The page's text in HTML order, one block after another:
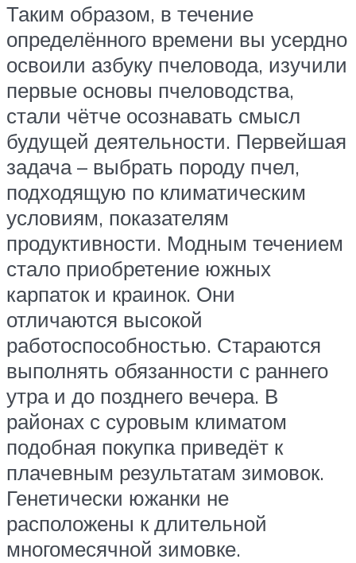
Таким образом, в течение
определённого времени вы усердно
освоили азбуку пчеловода, изучили
первые основы пчеловодства,
стали чётче осознавать смысл
будущей деятельности. Первейшая
задача – выбрать породу пчел,
подходящую по климатическим
условиям, показателям
продуктивности. Модным течением
стало приобретение южных
карпаток и краинок. Они
отличаются высокой
работоспособностью. Стараются
выполнять обязанности с раннего
утра и до позднего вечера. В
районах с суровым климатом
подобная покупка приведёт к
плачевным результатам зимовок.
Генетически южанки не
расположены к длительной
многомесячной зимовке.